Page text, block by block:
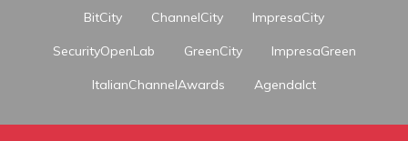
BitCity
ChannelCity ImpresaCity
SecurityOpenLab GreenCity ImpresaGreen
ItalianChannelAwards AgendaIct